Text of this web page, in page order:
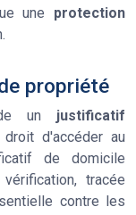
une protection
propriété
un justificatif
d'accéder au
de domicile
tracée
contre les